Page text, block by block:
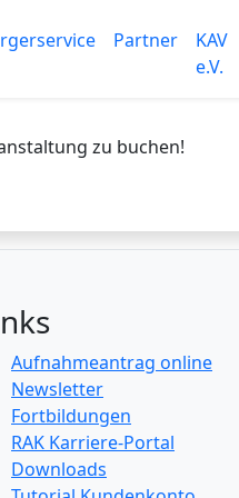
Partner
KAV
e.V.
zu buchen!
Aufnahmeantrag online
Newsletter
Fortbildungen
RAK Karriere-Portal
Downloads